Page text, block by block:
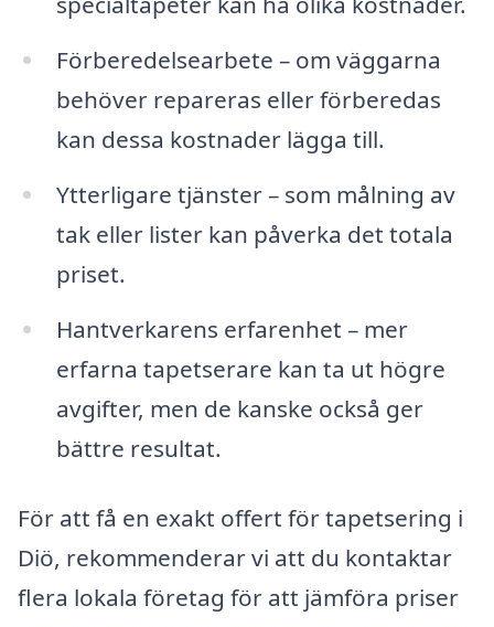
Förberedelsearbete – om väggarna
behöver repareras eller förberedas
kan dessa kostnader lägga till.
Ytterligare tjänster – som målning av
tak eller lister kan påverka det totala
priset.
Hantverkarens erfarenhet – mer
erfarna tapetserare kan ta ut högre
avgifter, men de kanske också ger
bättre resultat.
För att få en exakt offert för tapetsering i
Diö, rekommenderar vi att du kontaktar
flera lokala företag för att jämföra priser